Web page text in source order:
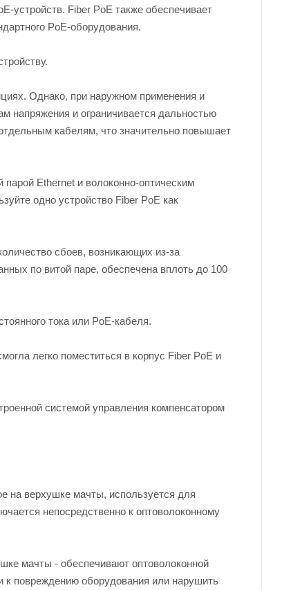
устройств. Fiber PoE также обеспечивает
PoE-оборудования.
Однако, при наружном применения и
напряжения и ограничивается дальностью
кабелям, что значительно повышает
Ethernet и волоконно-оптическим
одно устройство Fiber PoE как
сбоев, возникающих из-за
по витой паре, обеспечена вплоть до 100
тока или PoE-кабеля.
легко поместиться в корпус Fiber PoE и
системой управления компенсатором
на верхушке мачты, используется для
непосредственно к оптоволоконному
мачты - обеспечивают оптоволоконной
к повреждению оборудования или нарушить